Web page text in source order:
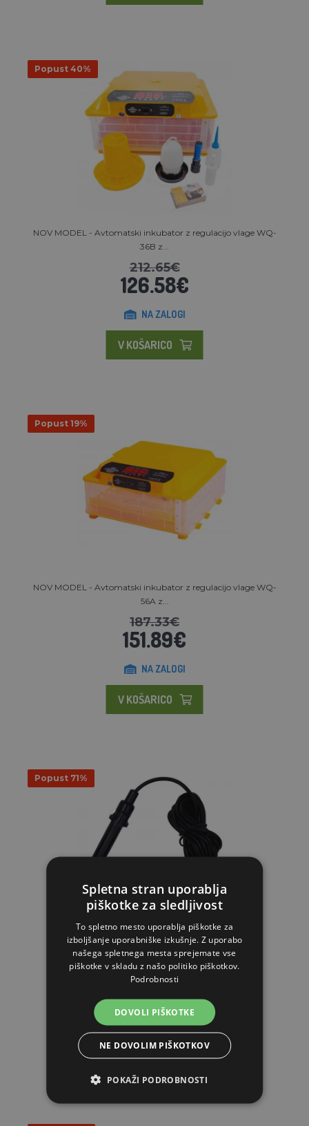
Popust 40%
NOV MODEL - Avtomatski inkubator z regulacijo vlage WQ-
36B z...
212.65€
126.58€
NA ZALOGI
V KOŠARICO
Popust 19%
NOV MODEL - Avtomatski inkubator z regulacijo vlage WQ-
56A z...
187.33€
151.89€
NA ZALOGI
V KOŠARICO
Popust 71%
Digitalni termometer s higrometrom - LCD zaslon
8.61€
2.53€
NA ZALOGI
Spletna stran uporablja
piškotke za sledljivost
To spletno mesto uporablja piškotke za
izboljšanje uporabniške izkušnje. Z uporabo
našega spletnega mesta sprejemate vse
piškotke v skladu z našo politiko piškotkov.
Podrobnosti
DOVOLI PIŠKOTKE
NE DOVOLIM PIŠKOTKOV
POKAŽI PODROBNOSTI